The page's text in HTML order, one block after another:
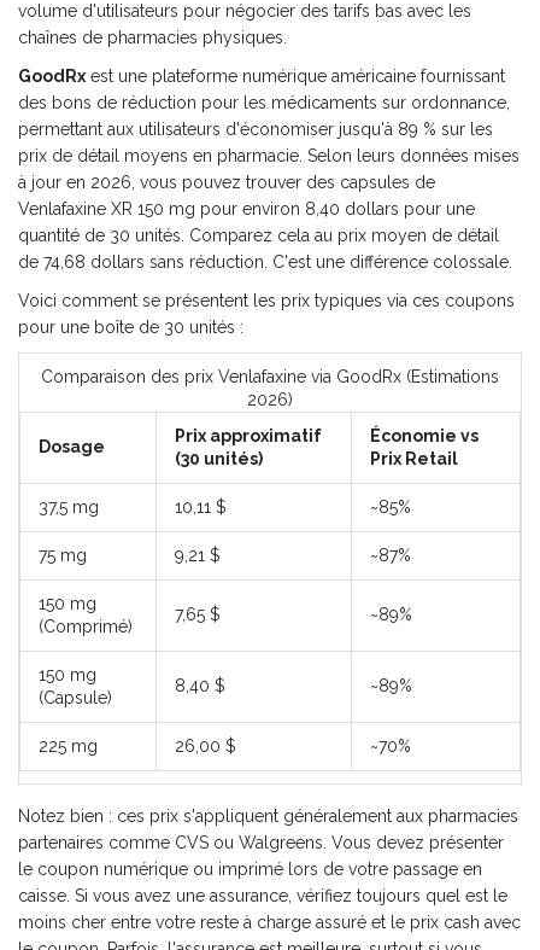
volume d'utilisateurs pour négocier des tarifs bas avec les
chaînes de pharmacies physiques.
GoodRx est une plateforme numérique américaine fournissant
des bons de réduction pour les médicaments sur ordonnance,
permettant aux utilisateurs d'économiser jusqu'à 89 % sur les
prix de détail moyens en pharmacie Selon leurs données mises
à jour en 2026, vous pouvez trouver des capsules de
Venlafaxine XR 150 mg pour environ 8,40 dollars pour une
quantité de 30 unités. Comparez cela au prix moyen de détail
de 74,68 dollars sans réduction. C'est une différence colossale.
Voici comment se présentent les prix typiques via ces coupons
pour une boîte de 30 unités :
Comparaison des prix Venlafaxine via GoodRx (Estimations
2026)
Dosage
Prix approximatif
(30 unités)
Économie vs
Prix Retail
37,5 mg 10,11 $ ~85%
75 mg 9,21 $ ~87%
150 mg
(Comprimé)
7,65 $ ~89%
150 mg
(Capsule)
8,40 $ ~89%
225 mg 26,00 $ ~70%
Notez bien : ces prix s'appliquent généralement aux pharmacies
partenaires comme CVS ou Walgreens. Vous devez présenter
le coupon numérique ou imprimé lors de votre passage en
caisse. Si vous avez une assurance, vérifiez toujours quel est le
moins cher entre votre reste à charge assuré et le prix cash avec